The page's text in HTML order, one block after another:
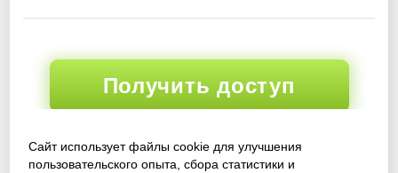
Сайт использует файлы cookie для улучшения
пользовательского опыта, сбора статистики и
Получить доступ